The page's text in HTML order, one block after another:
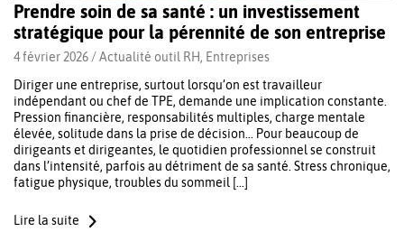
Prendre soin de sa santé : un investissement
stratégique pour la pérennité de son entreprise
4 février 2026 /Actualité outil RH, Entreprises
Diriger une entreprise, surtout lorsqu’on est travailleur
indépendant ou chef de TPE, demande une implication constante.
Pression financière, responsabilités multiples, charge mentale
élevée, solitude dans la prise de décision… Pour beaucoup de
dirigeants et dirigeantes, le quotidien professionnel se construit
dans l’intensité, parfois au détriment de sa santé. Stress chronique,
fatigue physique, troubles du sommeil […]
Lire la suite